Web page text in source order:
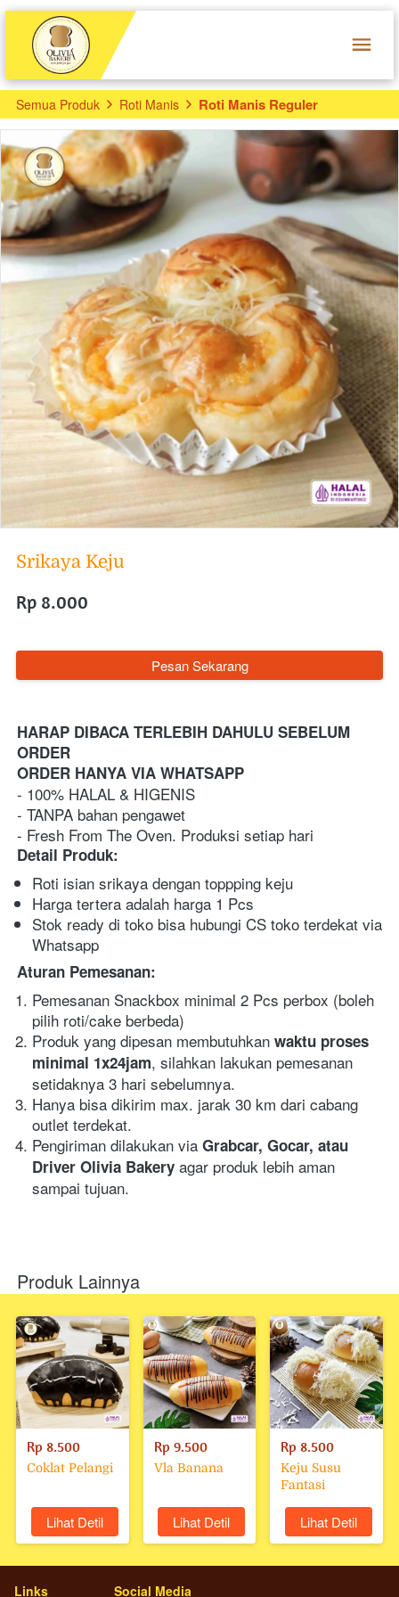
Semua Produk Roti Manis Roti Manis Reguler
Srikaya Keju
Rp 8.000
`Pesan Sekarang
HARAP DIBACA TERLEBIH DAHULU SEBELUM
ORDER
ORDER HANYA VIA WHATSAPP
- 100% HALAL & HIGENIS
- TANPA bahan pengawet
- Fresh From The Oven. Produksi setiap hari
Detail Produk:
Roti isian srikaya dengan toppping keju
Harga tertera adalah harga 1 Pcs
Stok ready di toko bisa hubungi CS toko terdekat via
Whatsapp
Aturan Pemesanan:
Pemesanan Snackbox minimal 2 Pcs perbox (boleh
pilih roti/cake berbeda)
Produk yang dipesan membutuhkan waktu proses
minimal 1x24jam, silahkan lakukan pemesanan
setidaknya 3 hari sebelumnya.
Hanya bisa dikirim max. jarak 30 km dari cabang
outlet terdekat.
Pengiriman dilakukan via Grabcar, Gocar, atau
Driver Olivia Bakery agar produk lebih aman
sampai tujuan.
Produk Lainnya
Rp 8.500
Coklat Pelangi
`Lihat Detil
Rp 9.500
Vla Banana
`Lihat Detil
Rp 8.500
Keju Susu
Fantasi
`Lihat Detil
Links Social Media